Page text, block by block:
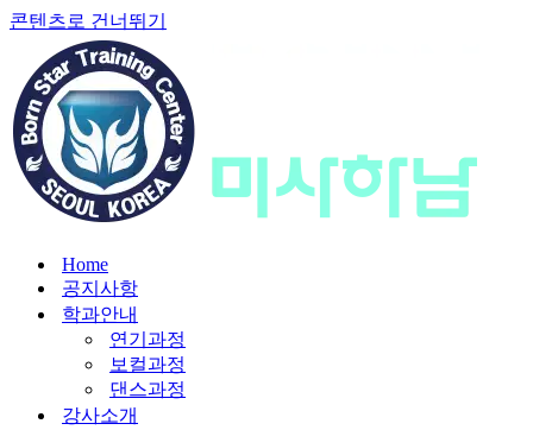
콘텐츠로 건너뛰기
Home
공지사항
학과안내
연기과정
보컬과정
댄스과정
강사소개